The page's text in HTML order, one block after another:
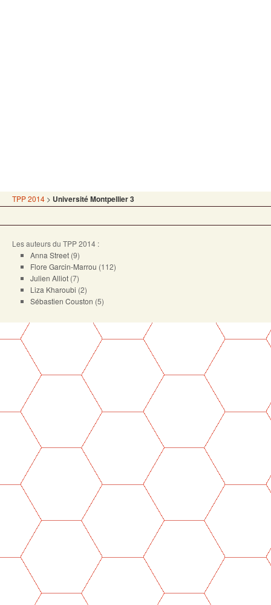
TPP 2014 > Université Montpellier 3
Les auteurs du TPP 2014 :
Anna Street (9)
Flore Garcin-Marrou (112)
Julien Alliot (7)
Liza Kharoubi (2)
Sébastien Couston (5)